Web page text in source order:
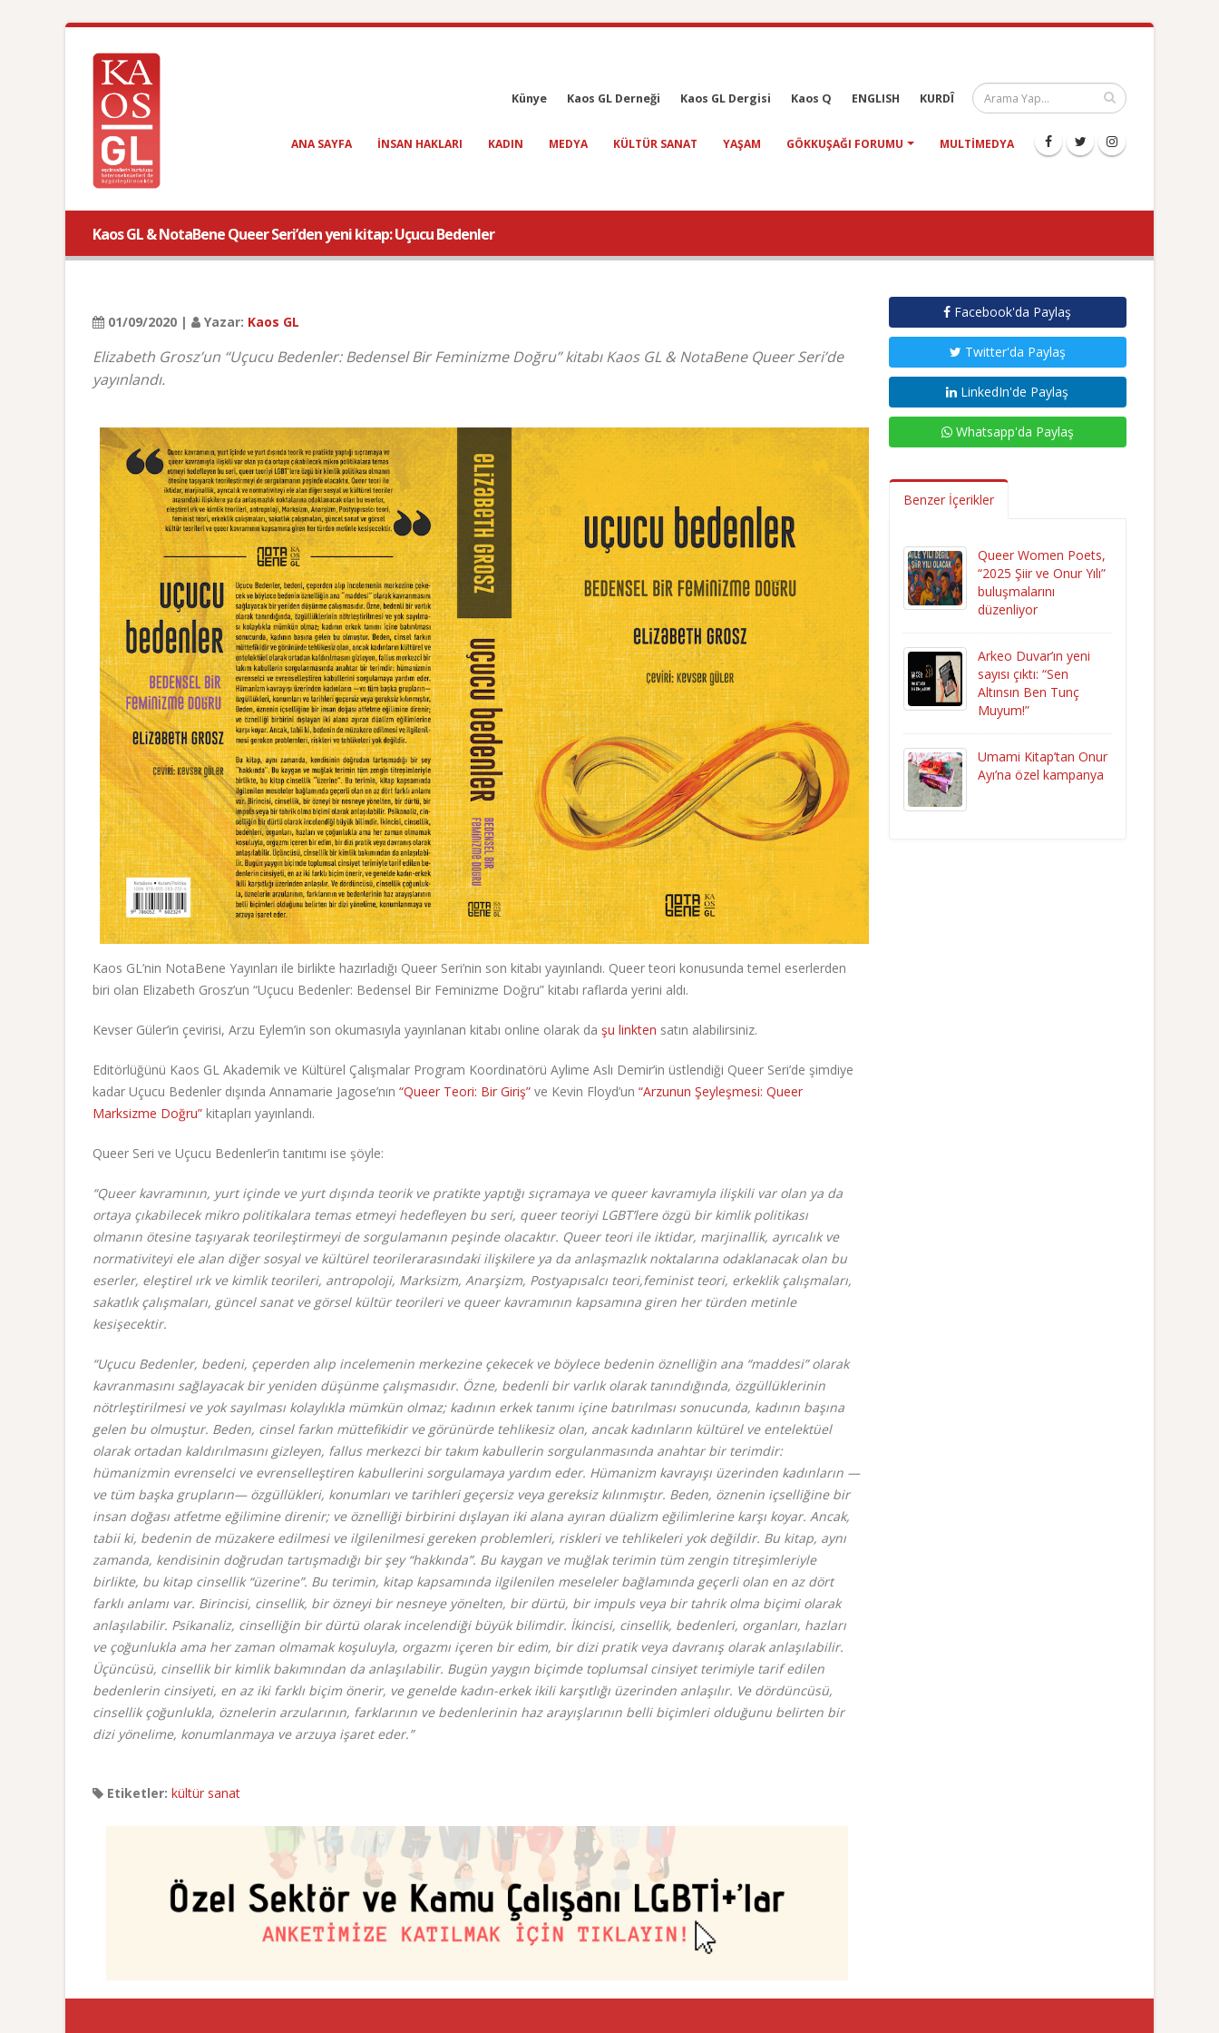
Künye Kaos GL Derneği Kaos GL Dergisi Kaos Q ENGLISH KURDÎ
ANA SAYFA INSAN HAKLARI KADIN MEDYA KÜLTÜR SANAT YAŞAM GÖKKUŞAĞI FORUMU MULTIMEDYA
Kaos GL & NotaBene Queer Seri’den yeni kitap: Uçucu Bedenler
01/09/2020 | Yazar: Kaos GL
Elizabeth Grosz’un “Uçucu Bedenler: Bedensel Bir Feminizme Doğru” kitabı Kaos GL & NotaBene Queer Seri’de
yayınlandı.
Kaos GL’nin NotaBene Yayınları ile birlikte hazırladığı Queer Seri’nin son kitabı yayınlandı. Queer teori konusunda temel eserlerden
biri olan Elizabeth Grosz’un “Uçucu Bedenler: Bedensel Bir Feminizme Doğru” kitabı raflarda yerini aldı.
Kevser Güler’in çevirisi, Arzu Eylem’in son okumasıyla yayınlanan kitabı online olarak da şu linkten satın alabilirsiniz.
Editörlüğünü Kaos GL Akademik ve Kültürel Çalışmalar Program Koordinatörü Aylime Aslı Demir’in üstlendiği Queer Seri’de şimdiye
kadar Uçucu Bedenler dışında Annamarie Jagose’nın “Queer Teori: Bir Giriş” ve Kevin Floyd’un “Arzunun Şeyleşmesi: Queer
Marksizme Doğru” kitapları yayınlandı.
Queer Seri ve Uçucu Bedenler’in tanıtımı ise şöyle:
“Queer kavramının, yurt içinde ve yurt dışında teorik ve pratikte yaptığı sıçramaya ve queer kavramıyla ilişkili var olan ya da
ortaya çıkabilecek mikro politikalara temas etmeyi hedefleyen bu seri, queer teoriyi LGBT’lere özgü bir kimlik politikası
olmanın ötesine taşıyarak teorileştirmeyi de sorgulamanın peşinde olacaktır. Queer teori ile iktidar, marjinallik, ayrıcalık ve
normativiteyi ele alan diğer sosyal ve kültürel teorilerarasındaki ilişkilere ya da anlaşmazlık noktalarına odaklanacak olan bu
eserler, eleştirel ırk ve kimlik teorileri, antropoloji, Marksizm, Anarşizm, Postyapısalcı teori,feminist teori, erkeklik çalışmaları,
sakatlık çalışmaları, güncel sanat ve görsel kültür teorileri ve queer kavramının kapsamına giren her türden metinle
kesişecektir.
“Uçucu Bedenler, bedeni, çeperden alıp incelemenin merkezine çekecek ve böylece bedenin öznelliğin ana “maddesi” olarak
kavranmasını sağlayacak bir yeniden düşünme çalışmasıdır. Özne, bedenli bir varlık olarak tanındığında, özgüllüklerinin
nötrleştirilmesi ve yok sayılması kolaylıkla mümkün olmaz; kadının erkek tanımı içine batırılması sonucunda, kadının başına
gelen bu olmuştur. Beden, cinsel farkın müttefikidir ve görünürde tehlikesiz olan, ancak kadınların kültürel ve entelektüel
olarak ortadan kaldırılmasını gizleyen, fallus merkezci bir takım kabullerin sorgulanmasında anahtar bir terimdir:
hümanizmin evrenselci ve evrenselleştiren kabullerini sorgulamaya yardım eder. Hümanizm kavrayışı üzerinden kadınların —
ve tüm başka grupların— özgüllükleri, konumları ve tarihleri geçersiz veya gereksiz kılınmıştır. Beden, öznenin içselliğine bir
insan doğası atfetme eğilimine direnir; ve öznelliği birbirini dışlayan iki alana ayıran düalizm eğilimlerine karşı koyar. Ancak,
tabii ki, bedenin de müzakere edilmesi ve ilgilenilmesi gereken problemleri, riskleri ve tehlikeleri yok değildir. Bu kitap, aynı
zamanda, kendisinin doğrudan tartışmadığı bir şey “hakkında”. Bu kaygan ve muğlak terimin tüm zengin titreşimleriyle
birlikte, bu kitap cinsellik “üzerine”. Bu terimin, kitap kapsamında ilgilenilen meseleler bağlamında geçerli olan en az dört
farklı anlamı var. Birincisi, cinsellik, bir özneyi bir nesneye yönelten, bir dürtü, bir impuls veya bir tahrik olma biçimi olarak
anlaşılabilir. Psikanaliz, cinselliğin bir dürtü olarak incelendiği büyük bilimdir. İkincisi, cinsellik, bedenleri, organları, hazları
ve çoğunlukla ama her zaman olmamak koşuluyla, orgazmı içeren bir edim, bir dizi pratik veya davranış olarak anlaşılabilir.
Üçüncüsü, cinsellik bir kimlik bakımından da anlaşılabilir. Bugün yaygın biçimde toplumsal cinsiyet terimiyle tarif edilen
bedenlerin cinsiyeti, en az iki farklı biçim önerir, ve genelde kadın-erkek ikili karşıtlığı üzerinden anlaşılır. Ve dördüncüsü,
cinsellik çoğunlukla, öznelerin arzularının, farklarının ve bedenlerinin haz arayışlarının belli biçimleri olduğunu belirten bir
dizi yönelime, konumlanmaya ve arzuya işaret eder.”
Etiketler: kültür sanat
Facebook'da Paylaş
Twitter'da Paylaş
LinkedIn'de Paylaş
Whatsapp'da Paylaş
Benzer İçerikler
Queer Women Poets,
“2025 Şiir ve Onur Yılı”
buluşmalarını
düzenliyor
Arkeo Duvar’ın yeni
sayısı çıktı: “Sen
Altınsın Ben Tunç
Muyum!”
Umami Kitap’tan Onur
Ayı’na özel kampanya